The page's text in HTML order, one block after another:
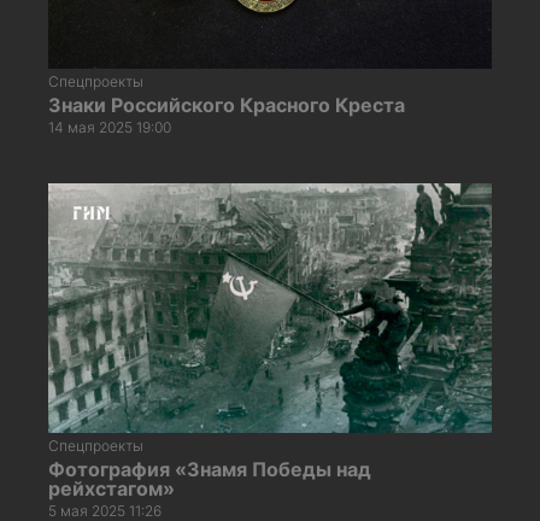
Спецпроекты
Знаки Российского Красного Креста
14 мая 2025 19:00
Спецпроекты
Фотография «Знамя Победы над
рейхстагом»
5 мая 2025 11:26